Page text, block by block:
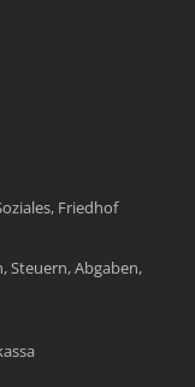
Friedhof
Steuern, Abgaben,